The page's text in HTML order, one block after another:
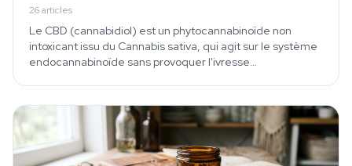
26articles
Le CBD (cannabidiol) est un phytocannabinoïde non
intoxicant issu du Cannabis sativa, qui agit sur le système
endocannabinoïde sans provoquer l'ivresse…